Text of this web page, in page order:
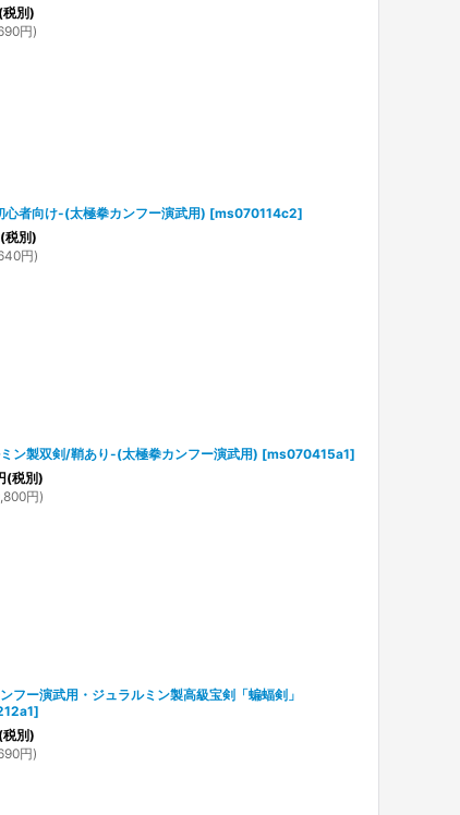
(税別)
円)
心者向け-(太極拳カンフー演武用) [ms070114c2]
(税別)
円)
ン製双剣/鞘あり-(太極拳カンフー演武用) [ms070415a1]
(税別)
円)
フー演武用・ジュラルミン製高級宝剣「蝙蝠剣」
]
(税別)
円)